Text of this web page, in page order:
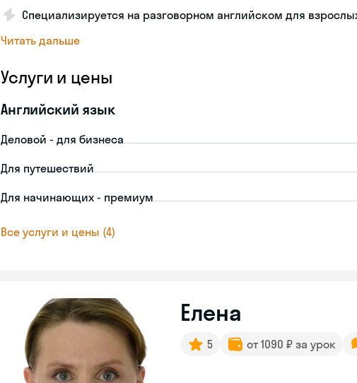
Специализируется на разговорном английском для
Читать дальше
Услуги и цены
Английский язык
Деловой - для бизнеса
Для путешествий
Для начинающих - премиум
Все услуги и цены (4)
Елена
5 от 1090 ₽ за урок